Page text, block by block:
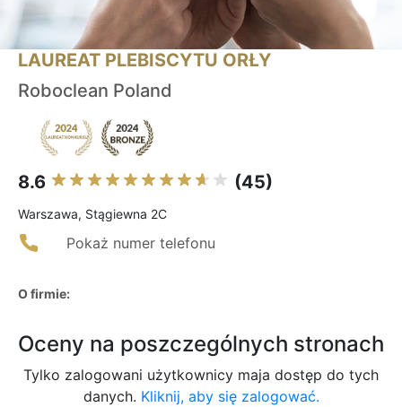
LAUREAT PLEBISCYTU ORŁY
Roboclean Poland
8.6 (45)
Warszawa, Stągiewna 2C
Pokaż numer telefonu
O firmie:
Oceny na poszczególnych stronach
Tylko zalogowani użytkownicy maja dostęp do tych
danych. Kliknij, aby się zalogować.